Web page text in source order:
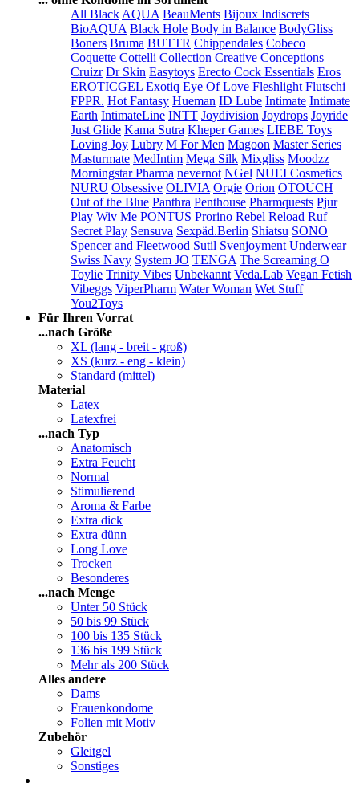
All Black AQUA BeauMents Bijoux Indiscrets
BioAQUA Black Hole Body in Balance BodyGliss
Boners Bruma BUTTR Chippendales Cobeco
Coquette Cottelli Collection Creative Conceptions
Cruizr Dr Skin Easytoys Erecto Cock Essentials Eros
EROTICGEL Exotiq Eye Of Love Fleshlight Flutschi
FPPR. Hot Fantasy Hueman ID Lube Intimate Intimate
Earth IntimateLine INTT Joydivision Joydrops Joyride
Just Glide Kama Sutra Kheper Games LIEBE Toys
Loving Joy Lubry M For Men Magoon Master Series
Masturmate MedIntim Mega Silk Mixgliss Moodzz
Morningstar Pharma nevernot NGel NUEI Cosmetics
NURU Obsessive OLIVIA Orgie Orion OTOUCH
Out of the Blue Panthra Penthouse Pharmquests Pjur
Play Wiv Me PONTUS Prorino Rebel Reload Ruf
Secret Play Sensuva Sexpäd.Berlin Shiatsu SONO
Spencer and Fleetwood Sutil Svenjoyment Underwear
Swiss Navy System JO TENGA The Screaming O
Toylie Trinity Vibes Unbekannt Veda.Lab Vegan Fetish
Vibeggs ViperPharm Water Woman Wet Stuff
You2Toys
Für Ihren Vorrat
...nach Größe
XL (lang - breit - groß)
XS (kurz - eng - klein)
Standard (mittel)
Material
Latex
Latexfrei
...nach Typ
Anatomisch
Extra Feucht
Normal
Stimulierend
Aroma & Farbe
Extra dick
Extra dünn
Long Love
Trocken
Besonderes
...nach Menge
Unter 50 Stück
50 bis 99 Stück
100 bis 135 Stück
136 bis 199 Stück
Mehr als 200 Stück
Alles andere
Dams
Frauenkondome
Folien mit Motiv
Zubehör
Gleitgel
Sonstiges